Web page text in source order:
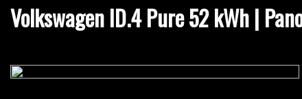
Volkswagen ID.4 Pure 52 kWh |